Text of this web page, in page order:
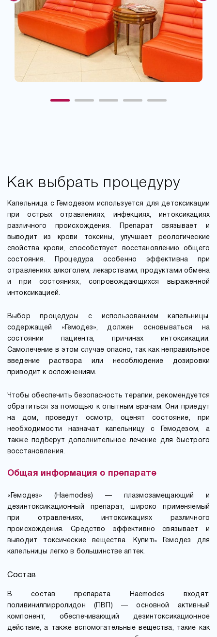
Как выбрать процедуру
Капельница с Гемодезом используется для детоксикации
при острых отравлениях, инфекциях, интоксикациях
различного происхождения. Препарат связывает и
выводит из крови токсины, улучшает реологические
свойства крови, способствует восстановлению общего
состояния. Процедура особенно эффективна при
отравлениях алкоголем, лекарствами, продуктами обмена
и при состояниях, сопровождающихся выраженной
интоксикацией.
Выбор процедуры с использованием капельницы,
содержащей «Гемодез», должен основываться на
состоянии пациента, причинах интоксикации.
Самолечение в этом случае опасно, так как неправильное
введение раствора или несоблюдение дозировки
приводит к осложнениям.
Чтобы обеспечить безопасность терапии, рекомендуется
обратиться за помощью к опытным врачам. Они приедут
на дом, проведут осмотр, оценят состояние, при
необходимости назначат капельницу с Гемодезом, а
также подберут дополнительное лечение для быстрого
восстановления.
Общая информация о препарате
«Гемодез» (Haemodes) — плазмозамещающий и
дезинтоксикационный препарат, широко применяемый
при отравлениях, интоксикациях различного
происхождения. Средство эффективно связывает и
выводит токсические вещества. Купить Гемодез для
капельницы легко в большинстве аптек.
Состав
В состав препарата Haemodes входят:
поливинилпирролидон (ПВП) — основной активный
компонент, обеспечивающий дезинтоксикационное
действие, а также вспомогательные вещества, такие как